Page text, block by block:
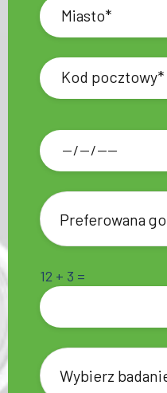
12 + 3 =